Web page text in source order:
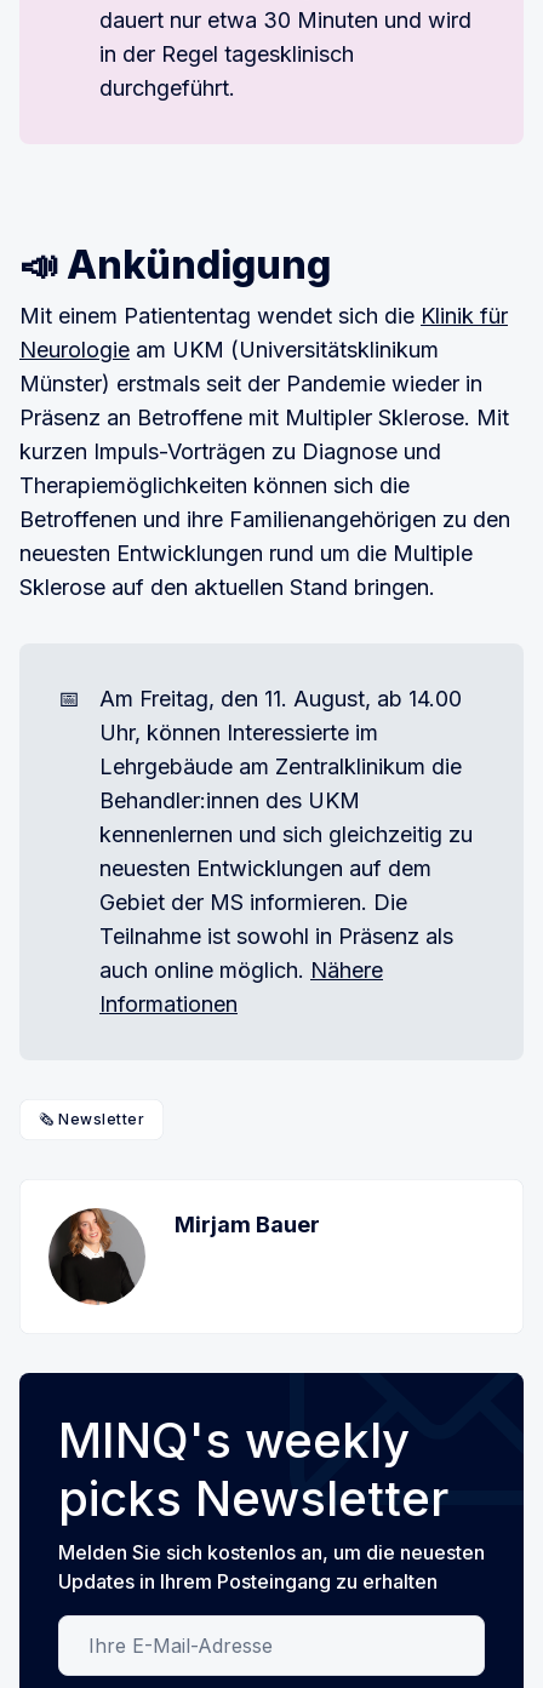
dauert nur etwa 30 Minuten und wird
in der Regel tagesklinisch
durchgeführt.
📣 Ankündigung
Mit einem Patiententag wendet sich die Klinik für
Neurologie am UKM (Universitätsklinikum
Münster) erstmals seit der Pandemie wieder in
Präsenz an Betroffene mit Multipler Sklerose. Mit
kurzen Impuls-Vorträgen zu Diagnose und
Therapiemöglichkeiten können sich die
Betroffenen und ihre Familienangehörigen zu den
neuesten Entwicklungen rund um die Multiple
Sklerose auf den aktuellen Stand bringen.
📅
Am Freitag, den 11. August, ab 14.00
Uhr, können Interessierte im
Lehrgebäude am Zentralklinikum die
Behandler:innen des UKM
kennenlernen und sich gleichzeitig zu
neuesten Entwicklungen auf dem
Gebiet der MS informieren. Die
Teilnahme ist sowohl in Präsenz als
auch online möglich. Nähere
Informationen
🗞️ Newsletter
Mirjam Bauer
MINQ's weekly
picks Newsletter
Melden Sie sich kostenlos an, um die neuesten
Updates in Ihrem Posteingang zu erhalten
Ihre E-Mail-Adresse